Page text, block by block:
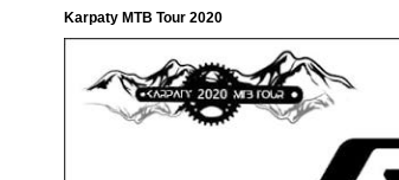
Karpaty MTB Tour 2020